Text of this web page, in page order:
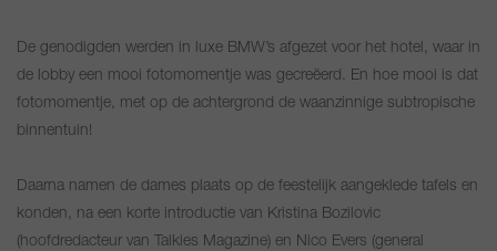
De genodigden werden in luxe BMW’s afgezet voor het hotel, waar in
de lobby een mooi fotomomentje was gecreëerd. En hoe mooi is dat
fotomomentje, met op de achtergrond de waanzinnige subtropische
binnentuin!
Daarna namen de dames plaats op de feestelijk aangeklede tafels en
konden, na een korte introductie van Kristina Bozilovic
(hoofdredacteur van Talkies Magazine) en Nico Evers (general